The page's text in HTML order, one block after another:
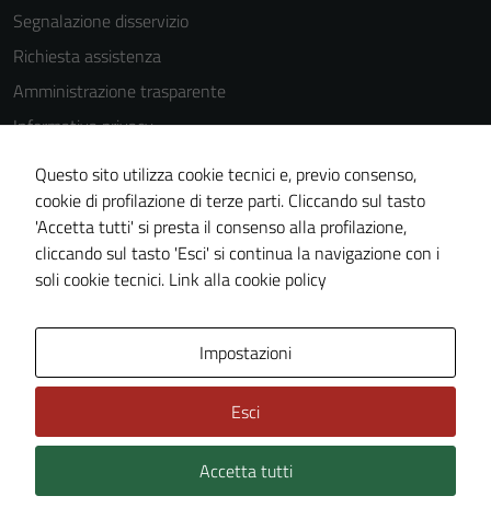
Segnalazione disservizio
Richiesta assistenza
Amministrazione trasparente
Informativa privacy
Cookie Policy
Note legali
Dichiarazione di accessibilità
Piano di miglioramento del sito
Technical Design s.r.l.
Questo sito utilizza cookie tecnici e, previo consenso,
cookie di profilazione di terze parti. Cliccando sul tasto
'Accetta tutti' si presta il consenso alla profilazione,
cliccando sul tasto 'Esci' si continua la navigazione con i
soli cookie tecnici. Link alla cookie policy
Impostazioni
Esci
Accetta tutti